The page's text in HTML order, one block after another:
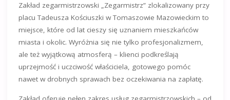
Zakład zegarmistrzowski „Zegarmistrz” zlokalizowany przy
placu Tadeusza Kościuszki w Tomaszowie Mazowieckim to
miejsce, które od lat cieszy się uznaniem mieszkańców
miasta i okolic. Wyróżnia się nie tylko profesjonalizmem,
ale też wyjątkową atmosferą – klienci podkreślają
uprzejmość i uczciwość właściciela, gotowego pomóc
nawet w drobnych sprawach bez oczekiwania na zapłatę.